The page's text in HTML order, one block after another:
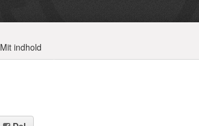
Mit indhold